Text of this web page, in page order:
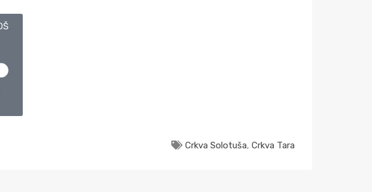
Crkva Solotuša, Crkva Tara